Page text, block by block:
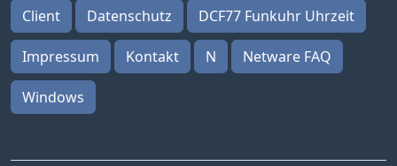
Client Datenschutz DCF77 Funkuhr Uhrzeit
Impressum Kontakt N Netware FAQ
Windows